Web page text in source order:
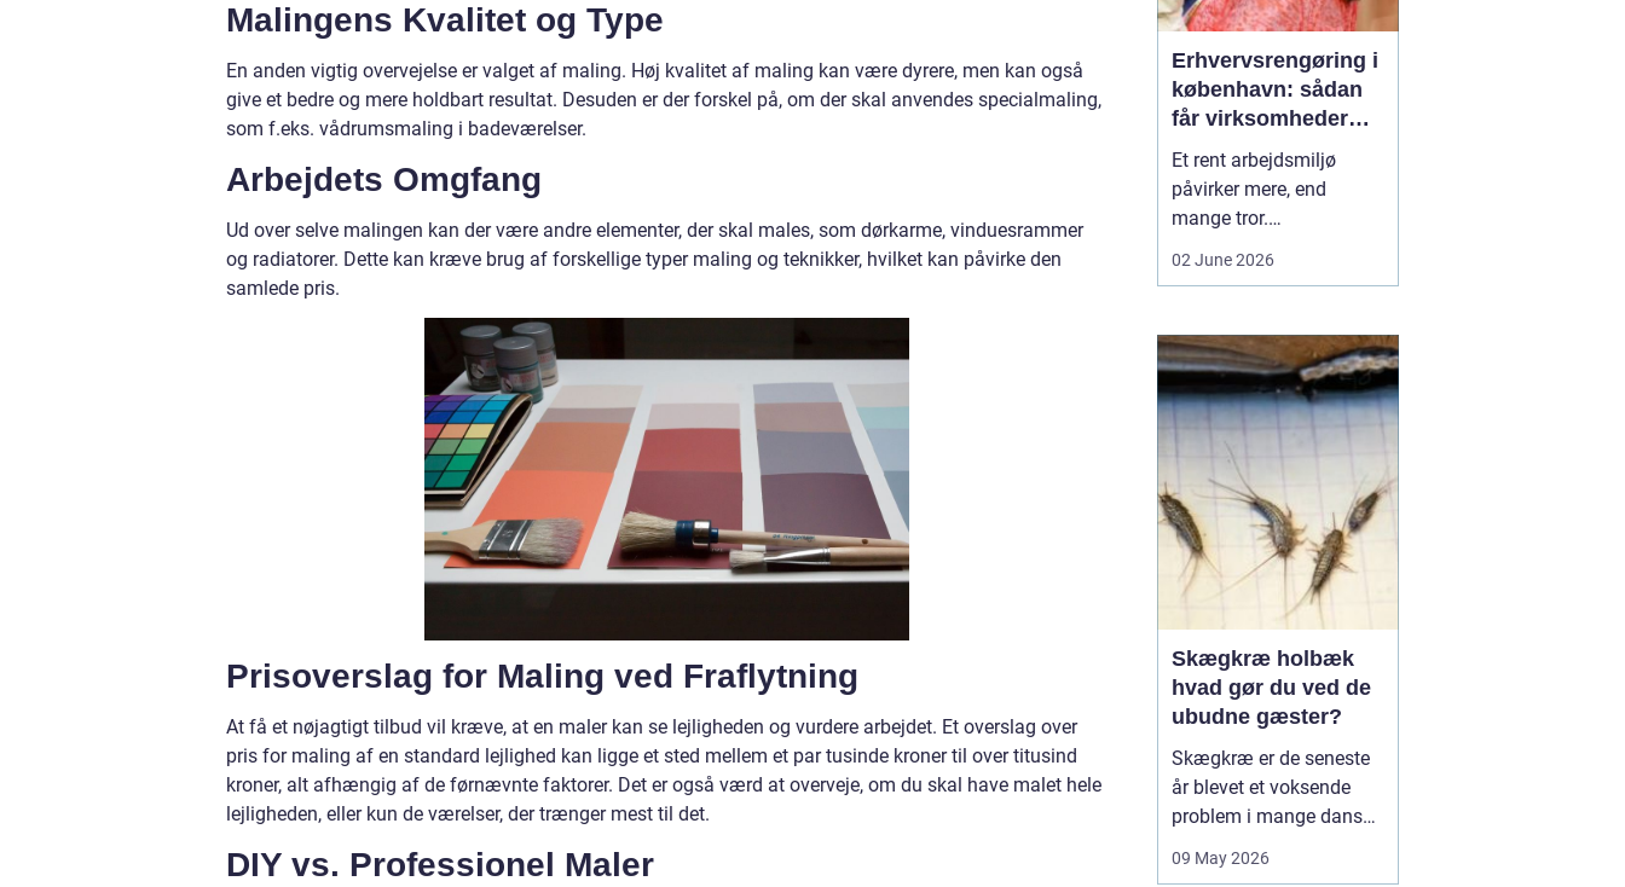
Malingens Kvalitet og Type
En anden vigtig overvejelse er valget af maling. Høj kvalitet af maling kan være dyrere, men kan også
give et bedre og mere holdbart resultat. Desuden er der forskel på, om der skal anvendes specialmaling,
som f.eks. vådrumsmaling i badeværelser.
Arbejdets Omgfang
Ud over selve malingen kan der være andre elementer, der skal males, som dørkarme, vinduesrammer
og radiatorer. Dette kan kræve brug af forskellige typer maling og teknikker, hvilket kan påvirke den
samlede pris.
Prisoverslag for Maling ved Fraflytning
At få et nøjagtigt tilbud vil kræve, at en maler kan se lejligheden og vurdere arbejdet. Et overslag over
pris for maling af en standard lejlighed kan ligge et sted mellem et par tusinde kroner til over titusind
kroner, alt afhængig af de førnævnte faktorer. Det er også værd at overveje, om du skal have malet hele
lejligheden, eller kun de værelser, der trænger mest til det.
DIY vs. Professionel Maler
Erhvervsrengøring i
københavn: sådan
får virksomheder
mere ud af
hverdagen
Et rent arbejdsmiljø
påvirker mere, end
mange tror.
virksomhedens
omdømme hænger tæt
sammen med, hvordan
kontorer, fællesarealer
og ejendomme bliver
holdt. Når vi taler om
erhvervsrengøring købe...
02 June 2026
Skægkræ holbæk
hvad gør du ved de
ubudne gæster?
Skægkræ er de seneste
år blevet et voksende
problem i mange danske
undtagelse. De små,
09 May 2026